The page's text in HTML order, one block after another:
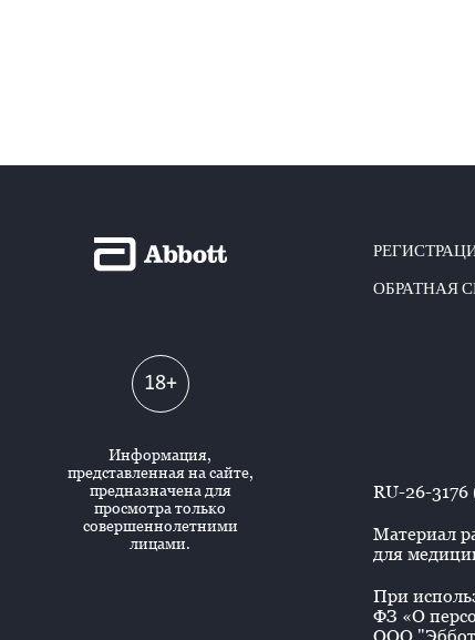
18+
Информация,
представленная на сайте,
предназначена для
просмотра только
совершеннолетними
лицами.
ОБРАТНАЯ
RU-26-3176
Материал
для
При
ФЗ «О
ООО